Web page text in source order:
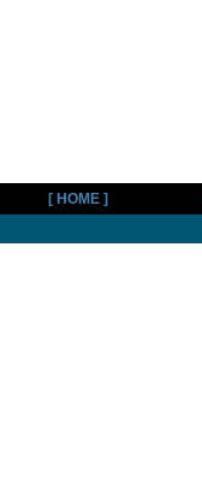
[ HOME ]